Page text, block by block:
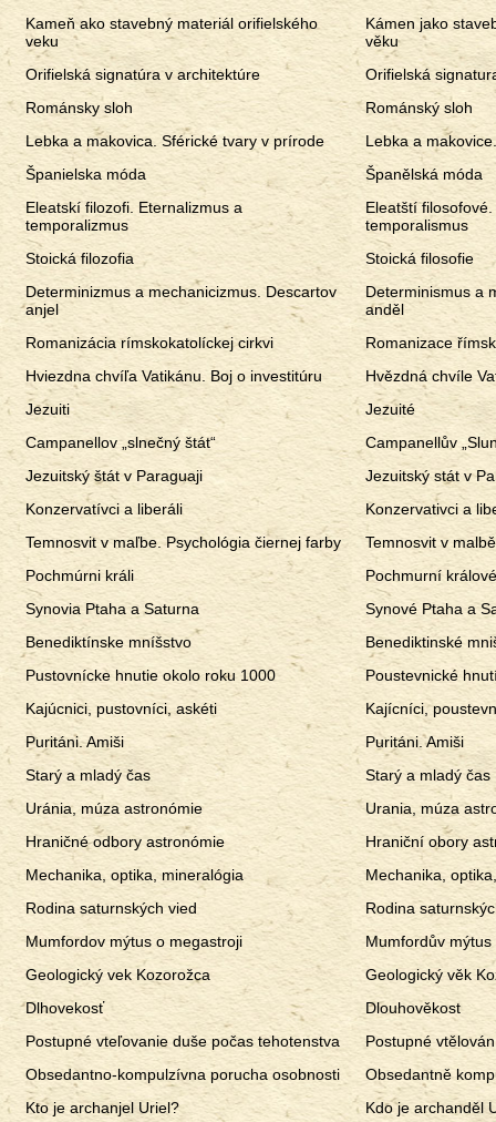
Kameň ako stavebný materiál orifielského
veku
Orifielská signatúra v architektúre
Románsky sloh
Lebka a makovica. Sférické tvary v prírode
Španielska móda
Eleatskí filozofi. Eternalizmus a
temporalizmus
Stoická filozofia
Determinizmus a mechanicizmus. Descartov
anjel
Romanizácia rímskokatolíckej cirkvi
Hviezdna chvíľa Vatikánu. Boj o investitúru
Jezuiti
Campanellov „slnečný štát“
Jezuitský štát v Paraguaji
Konzervatívci a liberáli
Temnosvit v maľbe. Psychológia čiernej farby
Pochmúrni králi
Synovia Ptaha a Saturna
Benediktínske mníšstvo
Pustovnícke hnutie okolo roku 1000
Kajúcnici, pustovníci, askéti
Puritáni. Amiši
Starý a mladý čas
Uránia, múza astronómie
Hraničné odbory astronómie
Mechanika, optika, mineralógia
Rodina saturnských vied
Mumfordov mýtus o megastroji
Geologický vek Kozorožca
Dlhovekosť
Postupné vteľovanie duše počas tehotenstva
Obsedantno-kompulzívna porucha osobnosti
Kto je archanjel Uriel?
Kámen jako
věku
Orifielská
Románský sloh
Lebka a
Španělská móda
Eleatští
temporalismus
Stoická filosofie
Determinismus a
anděl
Romanizace
Hvězdná chvíle
Jezuité
Campanellův
Jezuitský stát v
Konzervativci a
Temnosvit v
Pochmurní králové
Synové Ptaha a
Benediktinské
Poustevnické
Kajícníci,
Puritáni. Amiši
Starý a mladý čas
Urania, múza
Hraniční obory
Mechanika,
Rodina
Mumfordův
Geologický věk
Dlouhověkost
Postupné
Obsedantně
Kdo je archanděl